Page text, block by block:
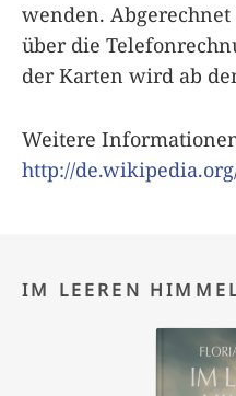
wenden.
über die
der Karten wird ab
Weitere
http://
IM LEEREN